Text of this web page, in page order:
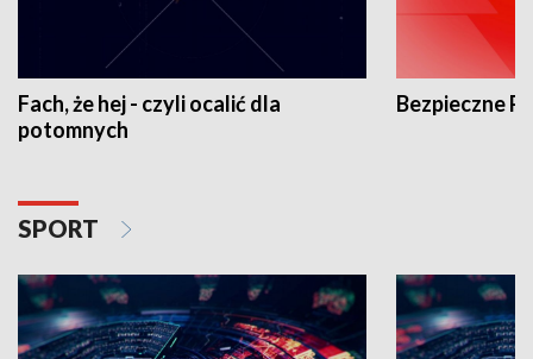
Fach, że hej - czyli ocalić dla
potomnych
Bezpieczne
SPORT